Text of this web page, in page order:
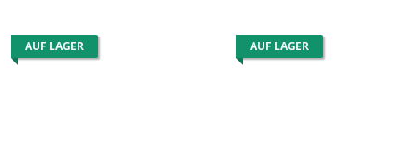
AUF LAGER AUF LAGER